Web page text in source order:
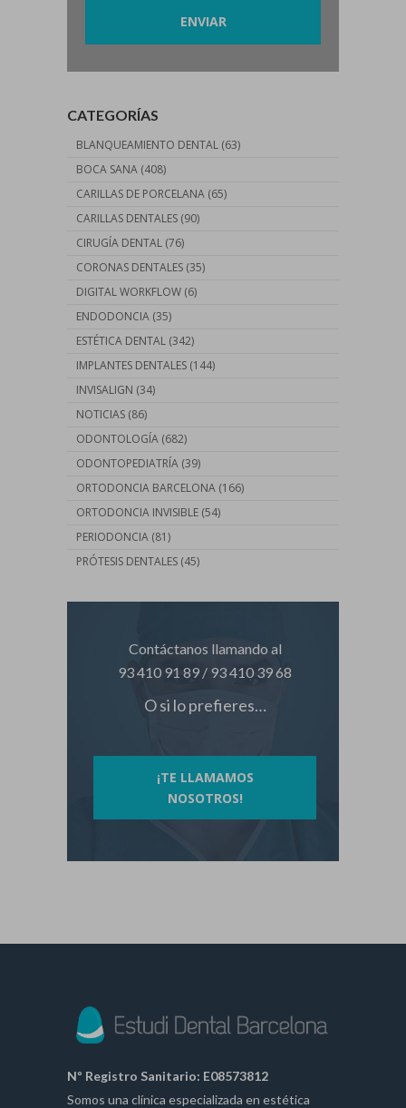
CATEGORÍAS
BLANQUEAMIENTO DENTAL (63)
BOCA SANA (408)
CARILLAS DE PORCELANA (65)
CARILLAS DENTALES (90)
CIRUGÍA DENTAL (76)
CORONAS DENTALES (35)
DIGITAL WORKFLOW (6)
ENDODONCIA (35)
ESTÉTICA DENTAL (342)
IMPLANTES DENTALES (144)
INVISALIGN (34)
NOTICIAS (86)
ODONTOLOGÍA (682)
ODONTOPEDIATRÍA (39)
ORTODONCIA BARCELONA (166)
ORTODONCIA INVISIBLE (54)
PERIODONCIA (81)
PRÓTESIS DENTALES (45)
Contáctanos llamando al
93 410 91 89 / 93 410 39 68
O si lo prefieres…
¡TE LLAMAMOS
NOSOTROS!
Nº Registro Sanitario: E08573812
Somos una clínica especializada en estética